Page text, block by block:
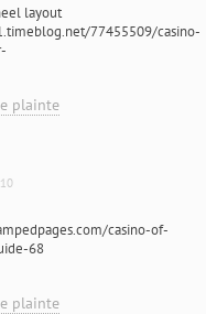
layout
77455509/casino-
plainte
casino-of-
68
plainte